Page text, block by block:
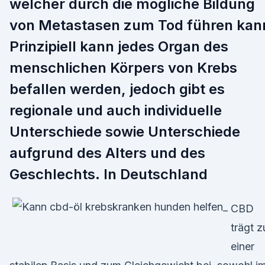
welcher durch die mögliche Bildung
von Metastasen zum Tod führen
Prinzipiell kann jedes Organ des
menschlichen Körpers von Krebs
befallen werden, jedoch gibt es
regionale und auch individuelle
Unterschiede sowie Unterschiede
aufgrund des Alters und des
Geschlechts. In Deutschland
CBD
trägt
einer